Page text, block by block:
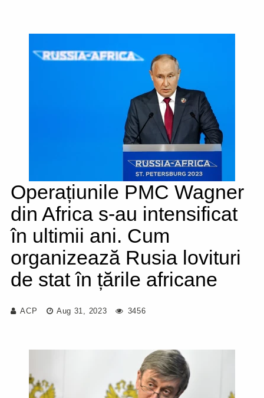
Operațiunile PMC Wagner
din Africa s-au intensificat
în ultimii ani. Cum
organizează Rusia lovituri
de stat în țările africane
ACP Aug 31, 2023 3456